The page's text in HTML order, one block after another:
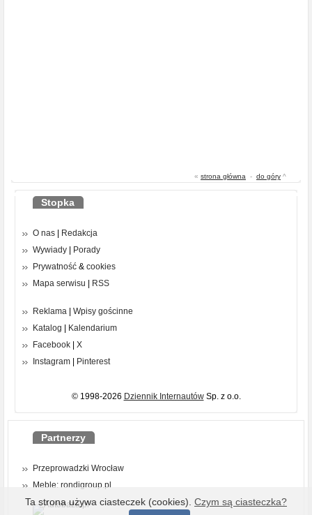
« strona główna - do góry ^
Stopka
O nas
Redakcja
Wywiady
Porady
Prywatność & cookies
Mapa serwisu
RSS
Reklama
Wpisy gościnne
Katalog
Kalendarium
Facebook
X
Instagram
Pinterest
© 1998-2026 Dziennik InternautówSp. z o.o.
Partnerzy
Przeprowadzki Wrocław
Meble: rondigroup.pl
Ta strona używa ciasteczek (cookies). Czym są ciasteczka?